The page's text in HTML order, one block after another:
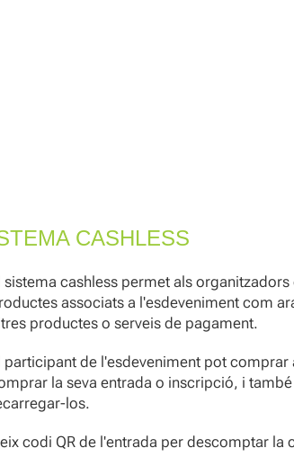
CASHLESS
sistema cashless permet als
associats a l'esdeveniment com
productes o serveis de pagament.
participant de l'esdeveniment pot
la seva entrada o inscripció, i
los.
codi QR de l'entrada per descomptar la